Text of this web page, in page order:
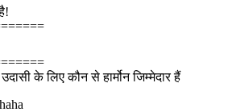
के लिए कौन से हार्मोन जिम्मेदार हैं